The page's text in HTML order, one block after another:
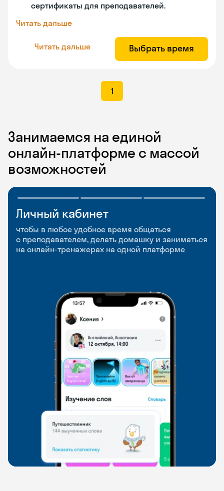
сертификаты для преподавателей.
Читать дальше
Читать дальше Выбрать время
1
Занимаемся на единой
онлайн-платформе с массой
возможностей
Личный кабинет
чтобы в любое удобное время общаться
с преподавателем, делать домашку и заниматься
на онлайн-тренажерах на одной платформе
Мобильное
приложение
чтобы заниматься и изучать новые слова где
и когда удобно
Разговорные клубы
и Talks
Групповые занятия для разговорной практики
и индивидуальные встречи с преподавателями